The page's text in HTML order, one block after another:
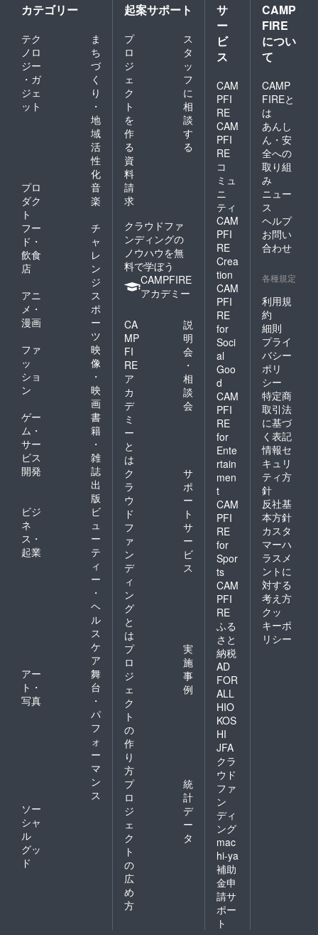
カテゴリー
テク
ノロ
ジー
・ガ
ジェ
ット
ま
ち
づ
く
り
・
地
域
活
性
化
プロ
ダク
ト
音
楽
フー
ド・
飲食
店
チ
ャ
レ
ン
ジ
アニ
メ・
漫画
ス
ポ
ー
ツ
ファ
ッ
ショ
ン
映
像
・
映
画
ゲー
ム・
サー
ビス
開発
書
籍
・
雑
誌
出
版
ビジ
ネ
ス・
起業
ビ
ュ
ー
テ
ィ
ー
・
ヘ
ル
ス
ケ
ア
アー
ト・
写真
舞
台
・
パ
フ
ォ
ー
マ
ン
ス
ソー
シャ
ル
グッ
ド
起案サポート
プ
ロ
ジ
ェ
ク
ト
を
作
る
ス
タ
ッ
フ
に
相
談
す
る
資
料
請
求
クラウドファ
ンディングの
ノウハウを無
料で学ぼう
CAMPFIRE
アカデミー
CA
MP
FI
RE
ア
カ
デ
ミ
ー
と
は
説
明
会
・
相
談
会
ク
ラ
ウ
ド
フ
ァ
ン
デ
ィ
ン
グ
と
は
サ
ポ
ー
ト
サ
ー
ビ
ス
プ
ロ
ジ
ェ
ク
ト
の
作
り
方
実
施
事
例
プ
ロ
ジ
ェ
ク
ト
の
広
め
方
統
計
デ
ー
タ
サ
ー
ビ
ス
CAM
PFI
RE
CAM
PFI
RE
コ
ミュ
ニ
ティ
CAM
PFI
RE
Crea
tion
CAM
PFI
RE
for
Soci
al
Goo
d
CAM
PFI
RE
for
Ente
rtain
men
t
CAM
PFI
RE
for
Spor
ts
CAM
PFI
RE
ふる
さと
納税
AD
FOR
ALL
HIO
KOS
HI
JFA
クラ
ウド
ファ
ン
ディ
ング
mac
hi-ya
補助
金申
請サ
ポー
ト
CAMP
FIRE
につい
て
CAMP
FIREと
は
あんし
ん・安
全への
取り組
み
ニュー
ス
ヘルプ
お問い
合わせ
各種規定
利用規
約
細則
プライ
バシー
ポリ
シー
特定商
取引法
に基づ
く表記
情報セ
キュリ
ティ方
針
反社基
本方針
カスタ
マーハ
ラスメ
ントに
対する
考え方
クッ
キーポ
リシー